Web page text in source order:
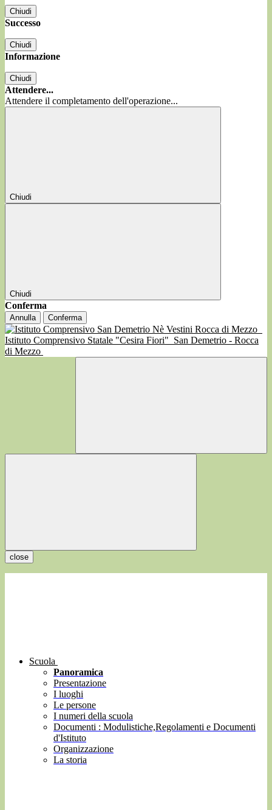
Chiudi
Successo
Chiudi
Informazione
Chiudi
Attendere...
Attendere il completamento dell'operazione...
Chiudi
Chiudi
Conferma
Annulla Conferma
Istituto Comprensivo Statale "Cesira Fiori" San Demetrio - Rocca
di Mezzo
close
Scuola
Panoramica
Presentazione
I luoghi
Le persone
I numeri della scuola
Documenti : Modulistiche,Regolamenti e Documenti
d'Istituto
Organizzazione
La storia